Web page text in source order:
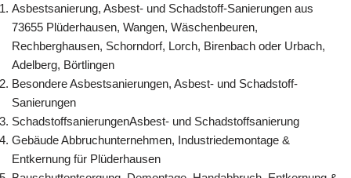
Asbestsanierung, Asbest- und Schadstoff-Sanierungen aus
73655 Plüderhausen, Wangen, Wäschenbeuren,
Rechberghausen, Schorndorf, Lorch, Birenbach oder Urbach,
Adelberg, Börtlingen
Besondere Asbestsanierungen, Asbest- und Schadstoff-
Sanierungen
SchadstoffsanierungenAsbest- und Schadstoffsanierung
Gebäude Abbruchunternehmen, Industriedemontage &
Entkernung für Plüderhausen